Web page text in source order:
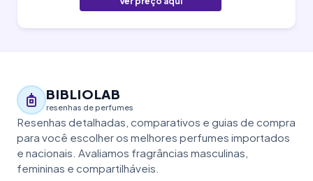
BIBLIOLAB
resenhas de perfumes
Resenhas detalhadas, comparativos e guias de compra
para você escolher os melhores perfumes importados
e nacionais. Avaliamos fragrâncias masculinas,
femininas e compartilháveis.